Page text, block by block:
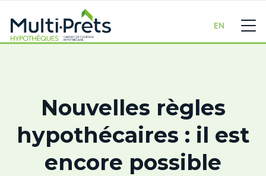
EN
Nouvelles règles
hypothécaires : il est
encore possible